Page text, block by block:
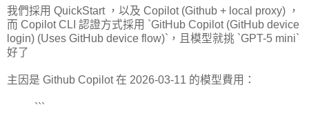
我們採用 QuickStart ，以及 Copilot (Github + local proxy) ，
而 Copilot CLI 認證方式採用 `GitHub Copilot (GitHub device
login) (Uses GitHub device flow)`，且模型就挑 `GPT-5 mini`
好了
主因是 Github Copilot 在 2026-03-11 的模型費用：
```